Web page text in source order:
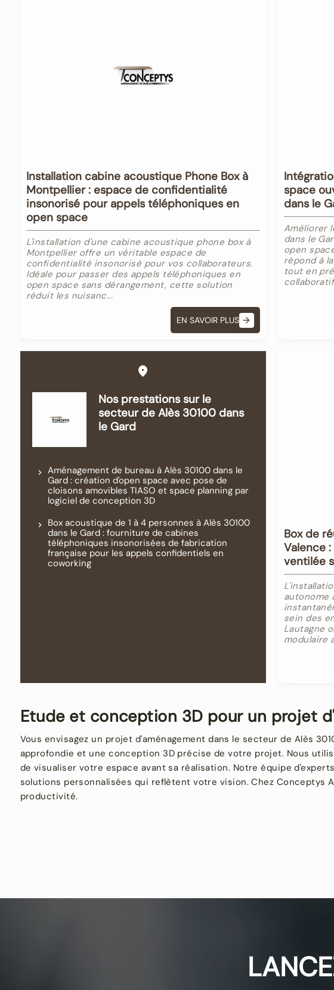
Installation cabine acoustique Phone Box à
Montpellier : espace de confidentialité
insonorisé pour appels téléphoniques en
open space
L'installation d'une cabine acoustique phone box à
Montpellier offre un véritable espace de
confidentialité insonorisé pour vos collaborateurs.
Idéale pour passer des appels téléphoniques en
open space sans dérangement, cette solution
réduit les nuisanc...
EN SAVOIR PLUS
space
dans le
Améliorer
dans le
open
répond à
tout en
Nos prestations sur le
secteur de Alès 30100 dans
le Gard
Aménagement de bureau à Alès 30100 dans le
Gard : création d'open space avec pose de
cloisons amovibles TIASO et space planning par
logiciel de conception 3D
Box acoustique de 1 à 4 personnes à Alès 30100
dans le Gard : fourniture de cabines
téléphoniques insonorisées de fabrication
française pour les appels confidentiels en
coworking
Box de
Valence
ventilée
autonome
sein des
Lautagne
modulaire
Etude et conception 3D pour un projet
Vous envisagez un projet d'aménagement dans le secteur de Alès
approfondie et une conception 3D précise de votre projet. Nous
de visualiser votre espace avant sa réalisation. Notre équipe
solutions personnalisées qui reflètent votre vision. Chez Conceptys
productivité.